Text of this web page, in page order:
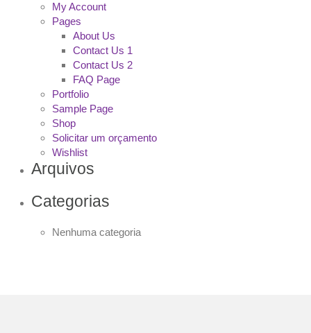
My Account
Pages
About Us
Contact Us 1
Contact Us 2
FAQ Page
Portfolio
Sample Page
Shop
Solicitar um orçamento
Wishlist
Arquivos
Categorias
Nenhuma categoria